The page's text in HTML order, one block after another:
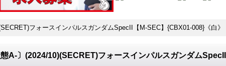
フォースインパルスガンダムSpecII【M-SEC】{CBX01-008}《白》
A-〕(2024/10)(SECRET)フォースインパルスガンダム